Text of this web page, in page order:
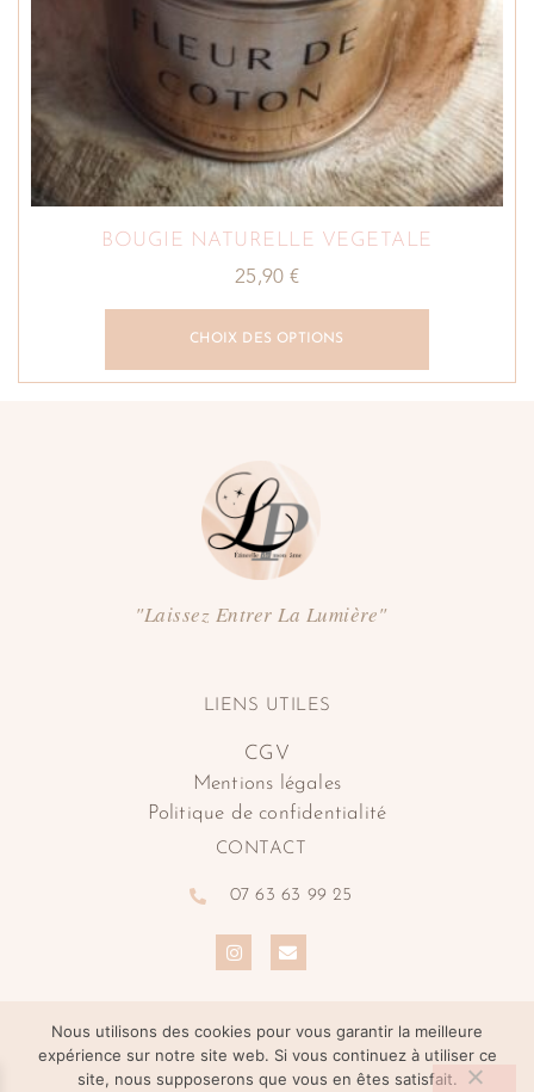
BOUGIE NATURELLE VEGETALE
25,90€
CHOIX DES OPTIONS
"Laissez Entrer La Lumière"
LIENS UTILES
CGV
Mentions légales
Politique de confidentialité
CONTACT
07 63 63 99 25
Nous utilisons des cookies pour vous garantir la meilleure
expérience sur notre site web. Si vous continuez à utiliser ce
site, nous supposerons que vous en êtes satisfait.